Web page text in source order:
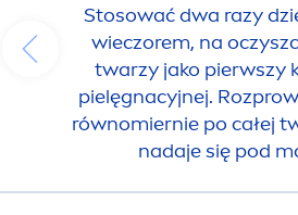
Stosować dwa razy
wieczorem, na
twarzy jako pierwszy
pielęgnacyjnej.
równomiernie po całej
nadaje się pod